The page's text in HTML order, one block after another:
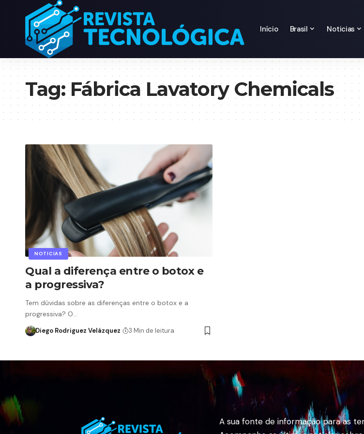
Início Brasil Noticias
Tag:Fábrica Lavatory Chemicals
NOTICIAS
Qual a diferença entre o botox e
a progressiva?
Tem dúvidas sobre as diferenças entre o botox e a
progressiva? O…
Diego Rodriguez Velázquez 3 Min de leitura
A sua fonte de informação para as